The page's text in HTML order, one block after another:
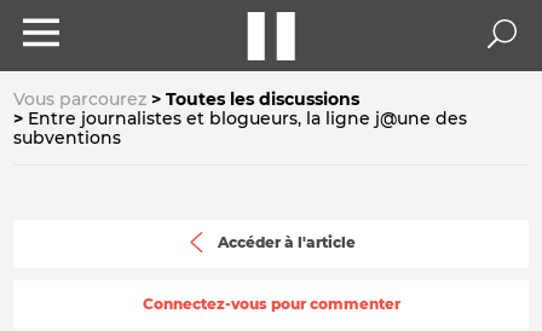
Vous parcourez
Toutes les discussions
Entre journalistes et blogueurs, la ligne j@une des
subventions
Accéder à l'article
Connectez-vous pour commenter